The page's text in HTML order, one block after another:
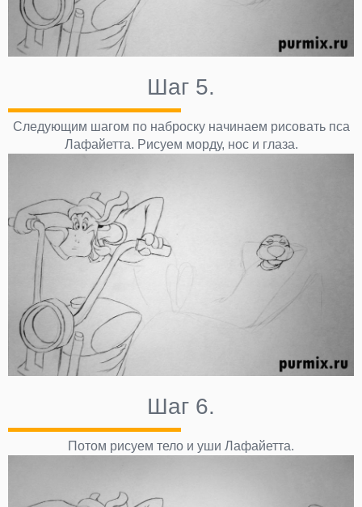
Шаг 5.
Следующим шагом по наброску начинаем рисовать пса
Лафайетта. Рисуем морду, нос и глаза.
Шаг 6.
Потом рисуем тело и уши Лафайетта.